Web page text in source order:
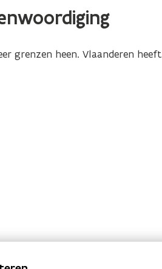
grenzen heen. Vlaanderen heeft